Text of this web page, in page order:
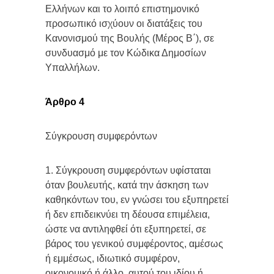
Ελλήνων και το λοιπό επιστημονικό
προσωπικό ισχύουν οι διατάξεις του
Κανονισμού της Βουλής (Μέρος Β΄), σε
συνδυασμό με τον Κώδικα Δημοσίων
Υπαλλήλων.
Άρθρο 4
Σύγκρουση συμφερόντων
1. Σύγκρουση συμφερόντων υφίσταται
όταν βουλευτής, κατά την άσκηση των
καθηκόντων του, εν γνώσει του εξυπηρετεί
ή δεν επιδεικνύει τη δέουσα επιμέλεια,
ώστε να αντιληφθεί ότι εξυπηρετεί, σε
βάρος του γενικού συμφέροντος, αμέσως
ή εμμέσως, ιδιωτικό συμφέρον,